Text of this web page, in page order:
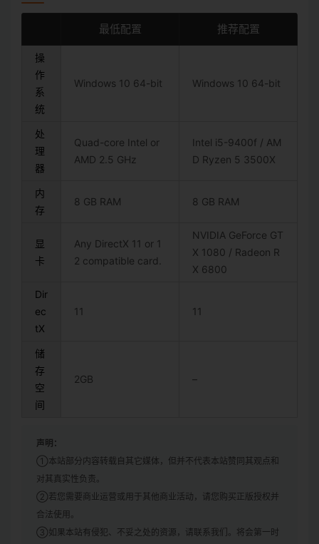
最低配置 推荐配置
操
作
系
统
Windows 10 64-bit Windows 10 64-bit
处
理
器
Quad-core Intel or
AMD 2.5 GHz
Intel i5-9400f / AM
D Ryzen 5 3500X
内
存
8 GB RAM 8 GB RAM
显
卡
Any DirectX 11 or 1
2 compatible card.
NVIDIA GeForce GT
X 1080 / Radeon R
X 6800
Dir
ec
tX
11 11
储
存
空
间
2GB –
声明：
①本站部分内容转载自其它媒体，但并不代表本站赞同其观点和
对其真实性负责。
②若您需要商业运营或用于其他商业活动，请您购买正版授权并
合法使用。
③如果本站有侵犯、不妥之处的资源，请联系我们。将会第一时